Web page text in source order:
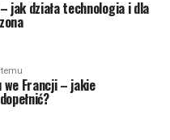
jak działa technologia i dla
Francji – jakie